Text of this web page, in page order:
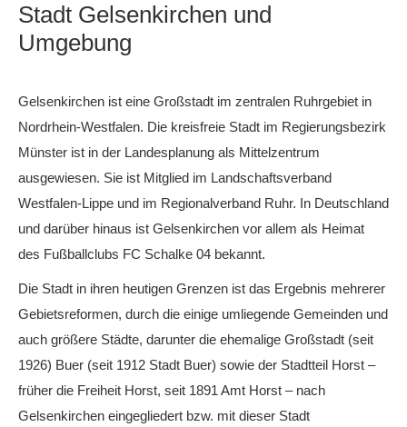
Stadt Gelsenkirchen und
Umgebung
Gelsenkirchen ist eine Großstadt im zentralen Ruhrgebiet in
Nordrhein-Westfalen. Die kreisfreie Stadt im Regierungsbezirk
Münster ist in der Landesplanung als Mittelzentrum
ausgewiesen. Sie ist Mitglied im Landschaftsverband
Westfalen-Lippe und im Regionalverband Ruhr. In Deutschland
und darüber hinaus ist Gelsenkirchen vor allem als Heimat
des Fußballclubs FC Schalke 04 bekannt.
Die Stadt in ihren heutigen Grenzen ist das Ergebnis mehrerer
Gebietsreformen, durch die einige umliegende Gemeinden und
auch größere Städte, darunter die ehemalige Großstadt (seit
1926) Buer (seit 1912 Stadt Buer) sowie der Stadtteil Horst –
früher die Freiheit Horst, seit 1891 Amt Horst – nach
Gelsenkirchen eingegliedert bzw. mit dieser Stadt